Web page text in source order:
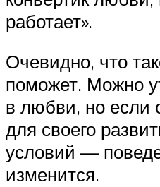
работает».
Очевидно, что
поможет. Можно
в любви, но если
для своего
условий —
изменится.